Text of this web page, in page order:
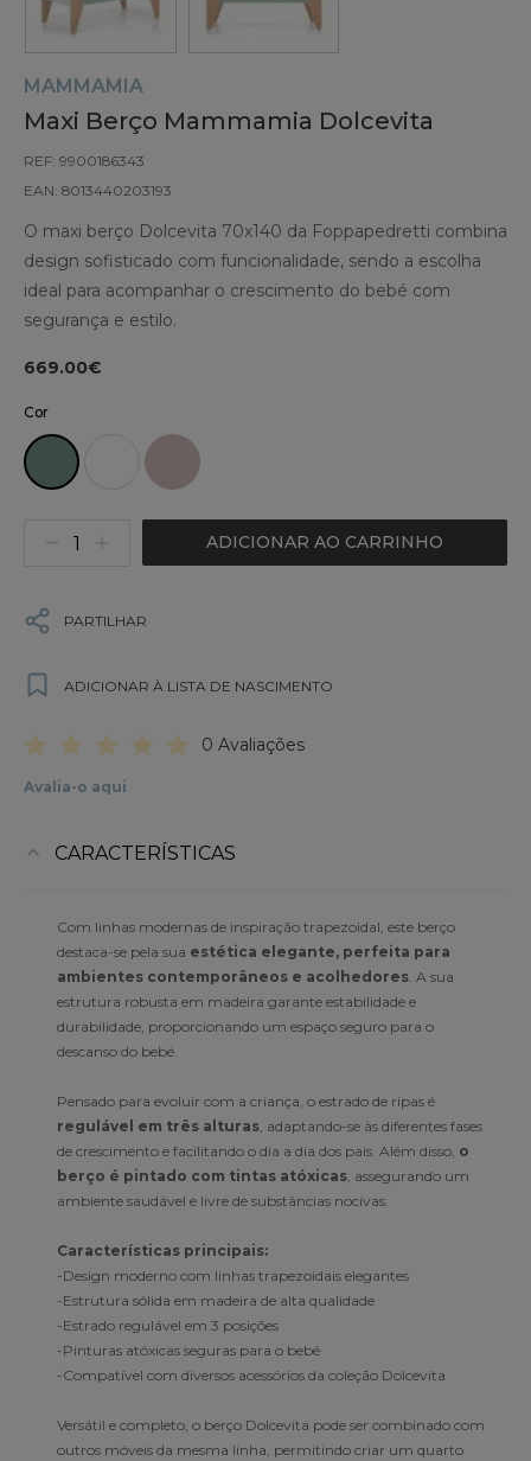
MAMMAMIA
Maxi Berço Mammamia Dolcevita
REF: 9900186343
EAN: 8013440203193
O maxi berço Dolcevita 70x140 da Foppapedretti combina
design sofisticado com funcionalidade, sendo a escolha
ideal para acompanhar o crescimento do bebé com
segurança e estilo.
669.00€
Cor
ADICIONAR AO CARRINHO
PARTILHAR
ADICIONAR À LISTA DE NASCIMENTO
0 Avaliações
Avalia-o aqui
CARACTERÍSTICAS
Com linhas modernas de inspiração trapezoidal, este berço
destaca-se pela sua estética elegante, perfeita para
ambientes contemporâneos e acolhedores. A sua
estrutura robusta em madeira garante estabilidade e
durabilidade, proporcionando um espaço seguro para o
descanso do bebé.
Pensado para evoluir com a criança, o estrado de ripas é
regulável em três alturas, adaptando-se às diferentes fases
de crescimento e facilitando o dia a dia dos pais. Além disso, o
berço é pintado com tintas atóxicas, assegurando um
ambiente saudável e livre de substâncias nocivas.
Características principais:
-Design moderno com linhas trapezoidais elegantes
-Estrutura sólida em madeira de alta qualidade
-Estrado regulável em 3 posições
-Pinturas atóxicas seguras para o bebé
-Compatível com diversos acessórios da coleção Dolcevita
Versátil e completo, o berço Dolcevita pode ser combinado com
outros móveis da mesma linha, permitindo criar um quarto